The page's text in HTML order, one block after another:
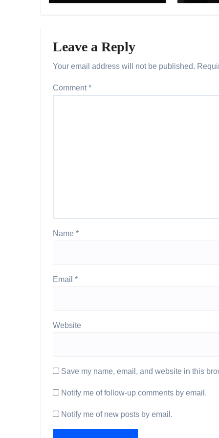
Leave a Reply
Your email address will not be published.
Comment*
Name *
Email *
Website
Save my name, email, and website in this
Notify me of follow-up comments by email.
Notify me of new posts by email.